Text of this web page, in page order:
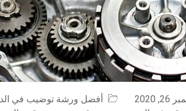
2020 أفضل ورشة توضيب في